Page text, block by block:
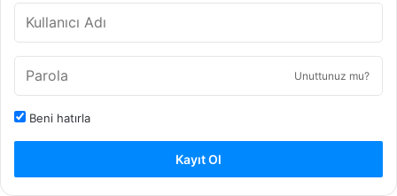
Unuttunuz mu?
Beni hatırla
Kayıt Ol